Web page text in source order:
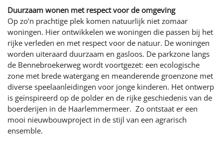
Duurzaam wonen met respect voor de omgeving
Op zo’n prachtige plek komen natuurlijk niet zomaar
woningen. Hier ontwikkelen we woningen die passen bij het
rijke verleden en met respect voor de natuur. De woningen
worden uiteraard duurzaam en gasloos. De parkzone langs
de Bennebroekerweg wordt voortgezet: een ecologische
zone met brede watergang en meanderende groenzone met
diverse speelaanleidingen voor jonge kinderen. Het ontwerp
is geïnspireerd op de polder en de rijke geschiedenis van de
boerderijen in de Haarlemmermeer. Zo ontstaat er een
mooi nieuwbouwproject in de stijl van een agrarisch
ensemble.